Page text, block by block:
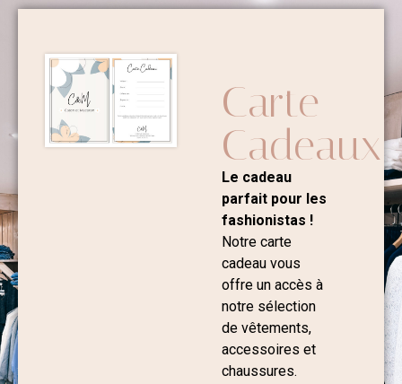
Carte
Cadeaux
Le cadeau
parfait pour les
fashionistas !
Notre carte
cadeau vous
offre un accès à
notre sélection
de vêtements,
accessoires et
chaussures.